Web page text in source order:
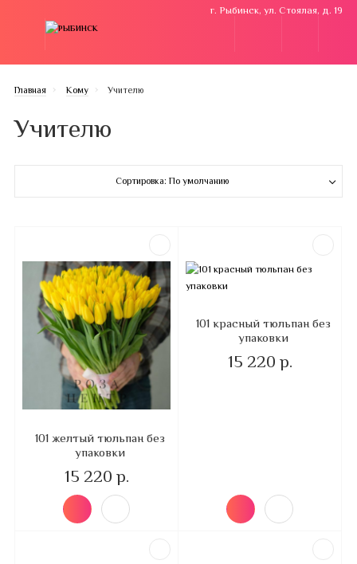
г. Рыбинск, ул. Стоялая, д. 19
Главная Кому Учителю
Учителю
Сортировка: По умолчанию
101 желтый тюльпан без
упаковки
15 220 р.
101 красный тюльпан без
упаковки
15 220 р.